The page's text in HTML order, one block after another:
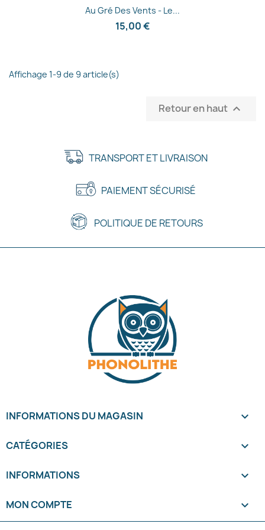
Aperçu rapide
Au Gré Des Vents - Le...
15,00 €
Affichage 1-9 de 9 article(s)
Retour en haut 
TRANSPORT ET LIVRAISON
PAIEMENT SÉCURISÉ
POLITIQUE DE RETOURS
INFORMATIONS DU MAGASIN keyboard_arrow_down
CATÉGORIES 
INFORMATIONS 
MON COMPTE 